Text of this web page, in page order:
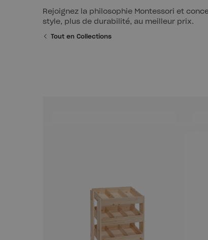
Rejoignez la philosophie Montessori et
style, plus de durabilité, au meilleur prix.
Tout en Collections